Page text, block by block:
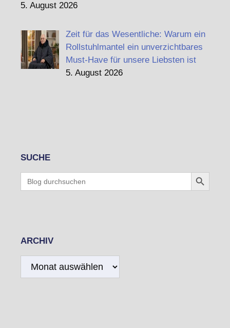
5. August 2026
Zeit für das Wesentliche: Warum ein
Rollstuhlmantel ein unverzichtbares
Must-Have für unsere Liebsten ist
5. August 2026
SUCHE
for:
Search Button
ARCHIV
Archiv